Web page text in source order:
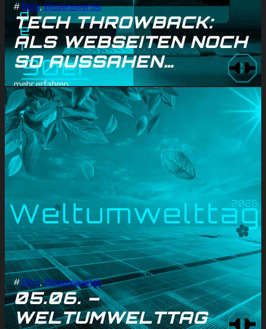
# Blog, Wissenswertes
TECH THROWBACK:
ALS WEBSEITEN NOCH
SO AUSSAHEN…
mehr erfahren
# Blog, Wissenswertes
05.06. –
WELTUMWELTTAG